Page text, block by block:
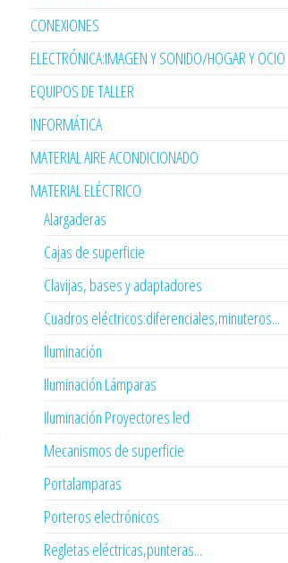
CONEXIONES
ELECTRÓNICA:IMAGEN Y SONIDO/HOGAR Y OCIO
EQUIPOS DE TALLER
INFORMÁTICA
MATERIAL AIRE ACONDICIONADO
MATERIAL ELÉCTRICO
Alargaderas
Cajas de superficie
Clavijas, bases y adaptadores
Cuadros eléctricos:diferenciales,minuteros...
Iluminación
Iluminación Lámparas
Iluminación Proyectores led
Mecanismos de superficie
Portalamparas
Porteros electrónicos
Regletas eléctricas,punteras...